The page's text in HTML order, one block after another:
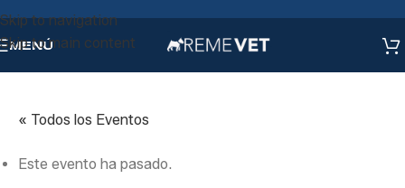
Skip to navigation
Skip to main content
MENÚ
« Todos los Eventos
Este evento ha pasado.